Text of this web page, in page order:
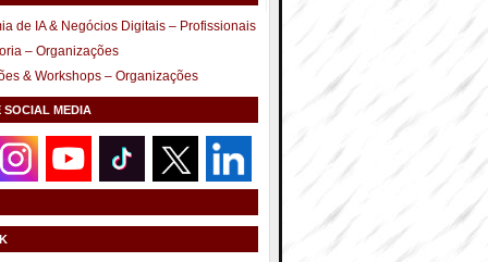
de IA & Negócios Digitais – Profissionais
– Organizações
& Workshops – Organizações
SOCIAL MEDIA